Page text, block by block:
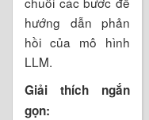
hướng dẫn phản
hồi của mô hình
LLM.
Giải thích ngắn
gọn: